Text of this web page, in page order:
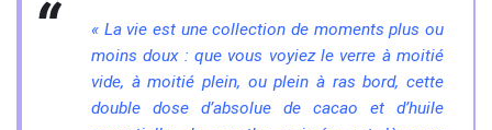
« La vie est une collection de moments plus ou
moins doux : que vous voyiez le verre à moitié
vide, à moitié plein, ou plein à ras bord, cette
double dose d’absolue de cacao et d’huile